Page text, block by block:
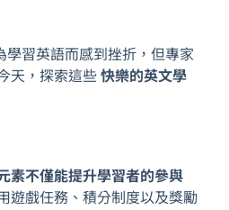
學習英語而感到挫折，但專家
天，探索這些 快樂的英文學
素不僅能提升學習者的參與
遊戲任務、積分制度以及獎勵